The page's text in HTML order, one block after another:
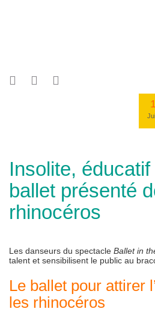
Insolite,
ballet présenté
rhinocéros
Les danseurs du spectacle Ballet in
talent et sensibilisent le public au
Le ballet pour attirer
les rhinocéros